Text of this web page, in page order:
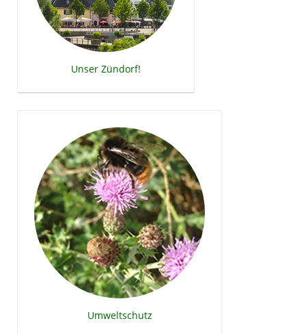
Unser Zündorf!
Umweltschutz